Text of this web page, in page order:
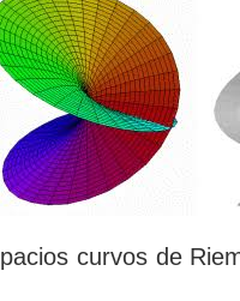
curvos de